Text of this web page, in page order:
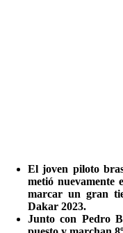
El joven piloto
metió nuevamente
marcar un gran
Dakar 2023.
Junto con Pedro